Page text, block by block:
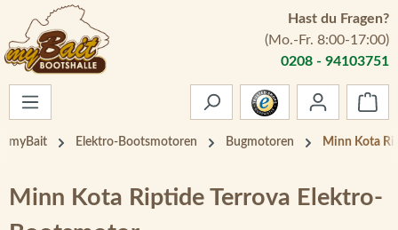
Zum Hauptinhalt springen
Hast du Fragen?
(Mo.-Fr. 8:00-17:00)
0208 - 94103751
myBait Elektro-Bootsmotoren Bugmotoren Minn Kota
Minn Kota Riptide Terrova Elektro-